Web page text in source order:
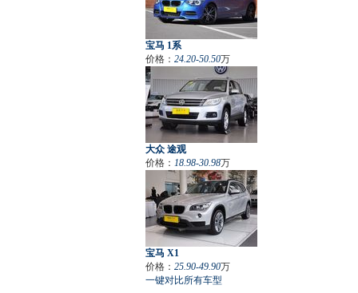
宝马 1系
价格： 24.20-50.50万
大众 途观
价格： 18.98-30.98万
宝马 X1
价格： 25.90-49.90万
一键对比所有车型